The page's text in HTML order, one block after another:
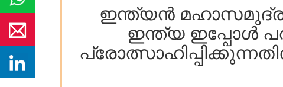
ഇന്ത്യൻ മഹാസമുദ്ര
ഇന്ത്യ ഇപ്പോൾ